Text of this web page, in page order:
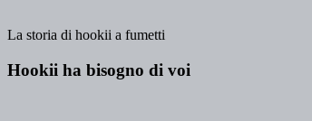
La storia di hookii a fumetti
Hookii ha bisogno di voi